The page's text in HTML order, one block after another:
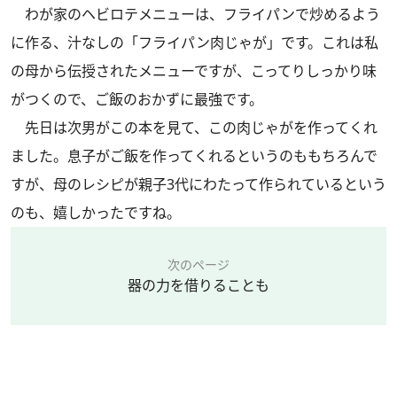
わが家のヘビロテメニューは、フライパンで炒めるよう
に作る、汁なしの「フライパン肉じゃが」です。これは私
の母から伝授されたメニューですが、こってりしっかり味
がつくので、ご飯のおかずに最強です。
先日は次男がこの本を見て、この肉じゃがを作ってくれ
ました。息子がご飯を作ってくれるというのももちろんで
すが、母のレシピが親子3代にわたって作られているという
のも、嬉しかったですね。
次のページ
器の力を借りることも